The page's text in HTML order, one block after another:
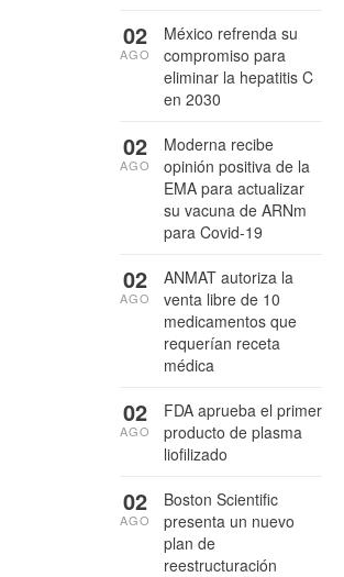
México refrenda su
compromiso para
eliminar la hepatitis C
en 2030
02
AGO
Moderna recibe
opinión positiva de la
EMA para actualizar
su vacuna de ARNm
para Covid-19
02
AGO
ANMAT autoriza la
venta libre de 10
medicamentos que
requerían receta
médica
02
AGO
FDA aprueba el primer
producto de plasma
liofilizado
02
AGO
Boston Scientific
presenta un nuevo
plan de
reestructuración
02
AGO